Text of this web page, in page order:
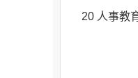
20 人事教